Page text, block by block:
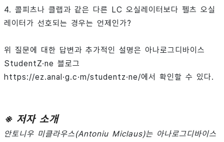
4. 콜피츠나 클랩과 같은 다른 LC 오실레이터보다 펠츠 오실
레이터가 선호되는 경우는 언제인가?
위 질문에 대한 답변과 추가적인 설명은 아나로그디바이스
StudentZ·ne 블로그
https://ez.anal·g.c·m/studentz·ne/에서 확인할 수 있다.
※ 저자 소개
안토니우 미클라우스(Antoniu Miclaus)는 아나로그디바이스